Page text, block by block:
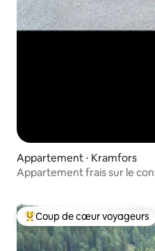
Appartement ⋅ Kramfors
Appartement frais sur le
Coups de cœur voyageurs
Coup de cœur voyageurs